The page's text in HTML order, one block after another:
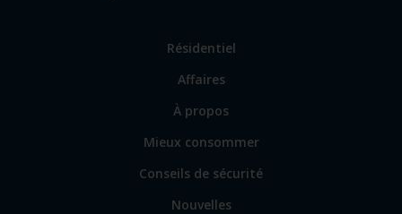
Lien
les
principales
Résidentiel
Affaires
Lien
certains
sites
À propos
Mieux consommer
Conseils de sécurité
Nouvelles